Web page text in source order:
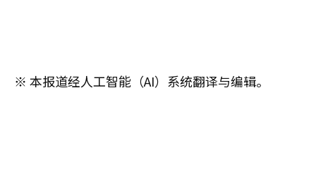
※ 本报道经人工智能（AI）系统翻译与编辑。